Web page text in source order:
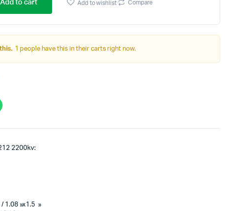
Autre Alimentation
Afficheurs
Add to cart Add to wishlist Compare
1 people have this in their carts right now.
2200kv:
/ 1.08 »x1.5 »